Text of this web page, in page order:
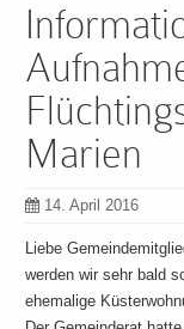
Marien
14. April 2016
Liebe
werden wir sehr bald
ehemalige